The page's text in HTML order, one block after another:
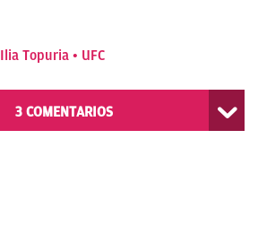
Ilia Topuria UFC
3 COMENTARIOS